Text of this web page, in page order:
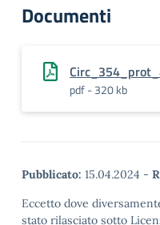
Documenti
pdf - 320 kb
Pubblicato: 15.04.2024 -
Eccetto dove
stato rilasciato sotto